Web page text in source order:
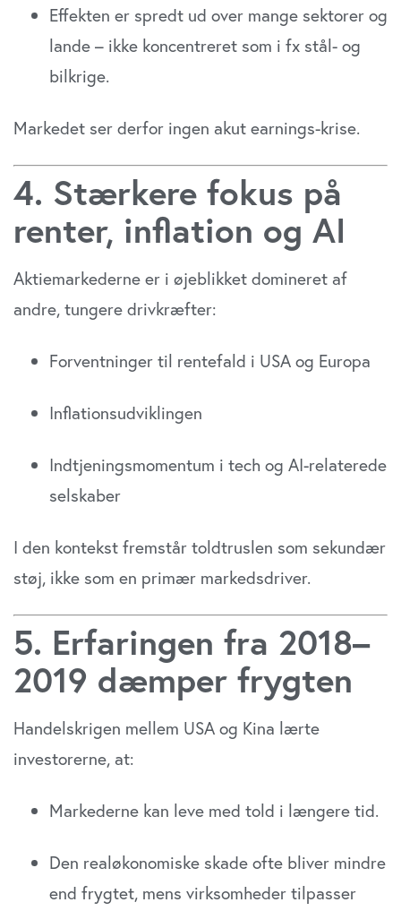
Effekten er spredt ud over mange sektorer og
lande – ikke koncentreret som i fx stål- og
bilkrige.
Markedet ser derfor ingen akut earnings-krise.
4. Stærkere fokus på
renter, inflation og AI
Aktiemarkederne er i øjeblikket domineret af
andre, tungere drivkræfter:
Forventninger til rentefald i USA og Europa
Inflationsudviklingen
Indtjeningsmomentum i tech og AI-relaterede
selskaber
I den kontekst fremstår toldtruslen som sekundær
støj, ikke som en primær markedsdriver.
5. Erfaringen fra 2018–
2019 dæmper frygten
Handelskrigen mellem USA og Kina lærte
investorerne, at:
Markederne kan leve med told i længere tid.
Den realøkonomiske skade ofte bliver mindre
end frygtet, mens virksomheder tilpasser